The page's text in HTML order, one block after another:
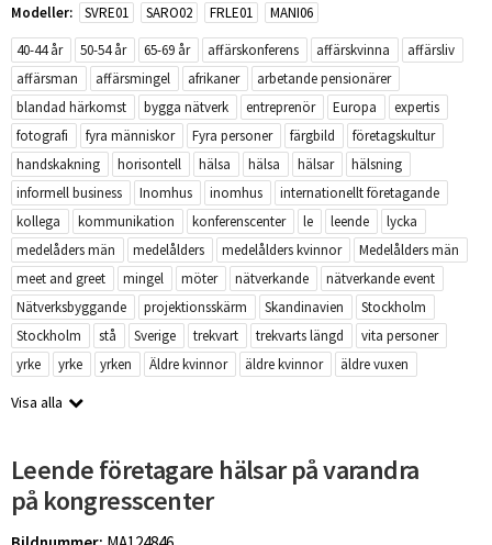
Modeller: SVRE01 SARO02 FRLE01
MANI06
40-44 år
50-54 år 65-69 år affärskonferens affärskvinna
affärsliv
affärsman
affärsmingel afrikaner
arbetande pensionärer
blandad härkomst
bygga nätverk entreprenör Europa
expertis
fotografi
fyra människor Fyra personer färgbild
företagskultur
handskakning
horisontell hälsa hälsa hälsar
hälsning
informell business
Inomhus inomhus
internationellt företagande
kollega
kommunikation konferenscenter le leende
lycka
medelåders män
medelålders medelålders kvinnor
Medelålders män
meet and greet
mingel möter nätverkande
nätverkande event
Nätverksbyggande
projektionsskärm Skandinavien
Stockholm
Stockholm
stå Sverige trekvart trekvarts längd
vita personer
yrke
yrke yrken Äldre kvinnor äldre kvinnor äldre vuxen
Visa alla
Leende företagare hälsar på varandra
på kongresscenter